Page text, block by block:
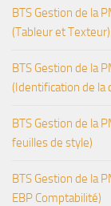
BTS Gestion de la
(Tableur et Texteur)
BTS Gestion de la
(Identification de la
BTS Gestion de la
feuilles de style)
BTS Gestion de la
EBP Comptabilité)